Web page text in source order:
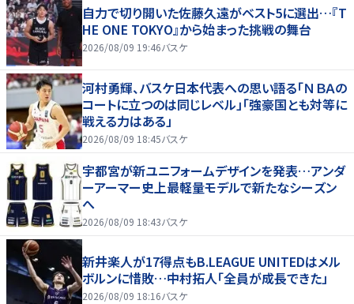
自力で切り開いた佐藤久遠がベスト5に選出…『T
HE ONE TOKYO』から始まった挑戦の舞台
2026/08/09 19:46バスケ
河村勇輝、バスケ日本代表への思い語る「ＮＢＡの
コートに立つのは同じレベル」「強豪国とも対等に
戦える力はある」
2026/08/09 18:45バスケ
宇都宮が新ユニフォームデザインを発表…アンダ
ーアーマー史上最軽量モデルで新たなシーズン
へ
2026/08/09 18:43バスケ
新井楽人が17得点もB.LEAGUE UNITEDはメル
ボルンに惜敗…中村拓人「全員が成長できた」
2026/08/09 18:16バスケ